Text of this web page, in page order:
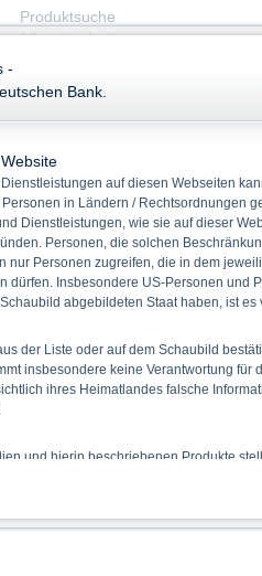
Produktsuche
1 Produkt gefunden
Produkttyp Sprint Zertifikate auf
Name/
WKN
Geld Brief
Russell 2000 Index Sprinter
DH453U
- -
Bitte beachten:Disclaimer zur EU
-
Bank.
auf diesen Webseiten
in Ländern / Rechtsordnungen
Dienstleistungen, wie sie auf dieser
Personen, die solchen
nur Personen zugreifen, die in dem
dürfen. Insbesondere US-Personen
abgebildeten Staat haben, ist
der Liste oder auf dem Schaubild
insbesondere keine Verantwortung
ihres Heimatlandes falsche
und hierin beschriebenen Produkte
erhältlichen Informationen durch
Informationsmaterials